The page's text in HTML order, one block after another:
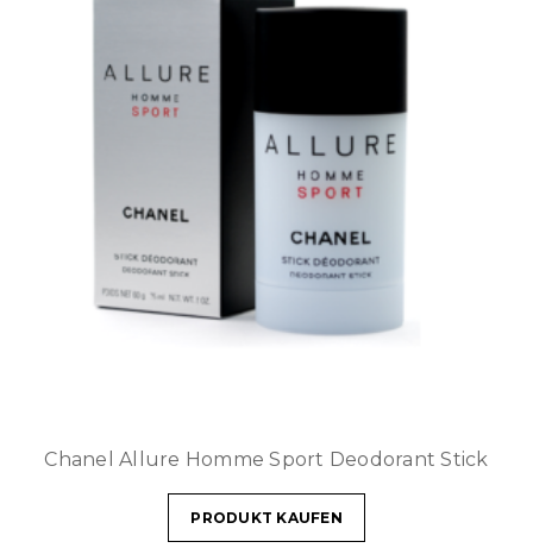
Chanel Allure Homme Sport Deodorant Stick
PRODUKT KAUFEN